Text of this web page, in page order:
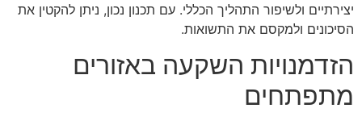
יצירתיים ולשיפור התהליך הכללי. עם תכנון נכון, ניתן להקטין את
הסיכונים ולמקסם את התשואות.
הזדמנויות השקעה באזורים
מתפתחים